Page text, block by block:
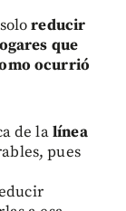
reducir
que
ocurrió
de lalínea
pues